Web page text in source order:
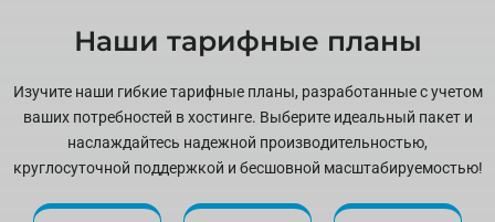
Наши тарифные планы
Изучите наши гибкие тарифные планы, разработанные с учетом
ваших потребностей в хостинге. Выберите идеальный пакет и
наслаждайтесь надежной производительностью,
круглосуточной поддержкой и бесшовной масштабируемостью!